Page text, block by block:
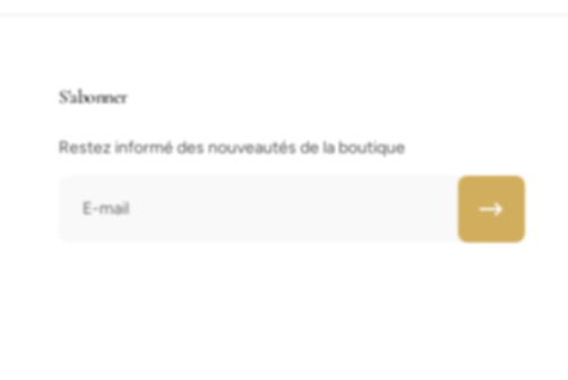
S'abonner
Restez informé des nouveautés de la boutique